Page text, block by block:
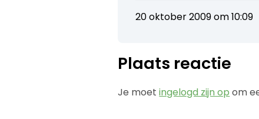
20 oktober 2009 om 10:09
Plaats reactie
Je moetingelogd zijn op om